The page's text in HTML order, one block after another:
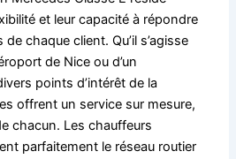
et leur capacité à répondre
chaque client. Qu’il s’agisse
de Nice ou d’un
points d’intérêt de la
offrent un service sur mesure,
chacun. Les chauffeurs
parfaitement le réseau routier